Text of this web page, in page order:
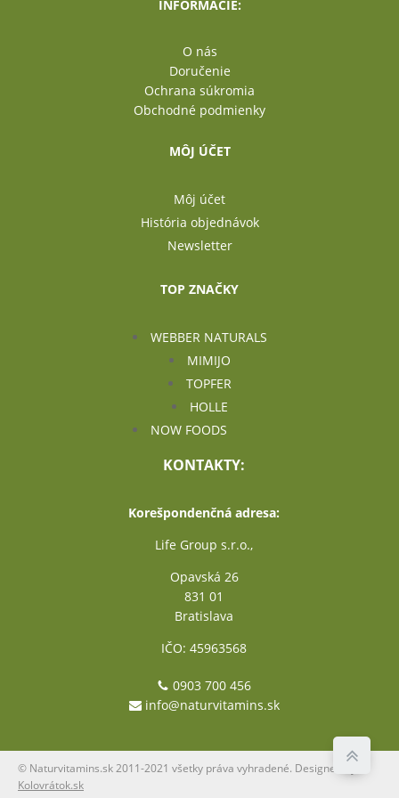
INFORMÁCIE:
O nás
Doručenie
Ochrana súkromia
Obchodné podmienky
MÔJ ÚČET
Môj účet
História objednávok
Newsletter
TOP ZNAČKY
WEBBER NATURALS
MIMIJO
TOPFER
HOLLE
NOW FOODS
KONTAKTY:
Korešpondenčná adresa:
Life Group s.r.o.,
Opavská 26
831 01
Bratislava
IČO: 45963568
0903 700 456
info@naturvitamins.sk
© Naturvitamins.sk 2011-2021 všetky práva vyhradené. Designed by
Kolovrátok.sk